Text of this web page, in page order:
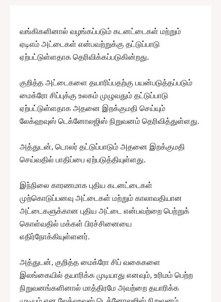
வங்கிகளினால் வழங்கப்படும் கடனட்டைகள் மற்றும்
ஏடிஎம் அட்டைகள் என்பவற்றுக்கு தட்டுப்பாடு
ஏற்பட்டுள்ளதாக தெரிவிக்கப்படுகின்றது.
குறித்த அட்டைகளை தயாரிப்பதற்கு பயன்படுத்தப்படும்
மைக்ரோ சிப்புக்கு உலகம் முழுவதும் தட்டுப்பாடு
ஏற்பட்டுள்ளதாக அதனை இறக்குமதி செய்யும்
லேக்ஹவுஸ் டெக்னோலஜிஸ் நிறுவனம் தெரிவித்துள்ளது.
அத்துடன், டொலர் தட்டுப்பாடும் அதனை இறக்குமதி
செய்வதில் பாதிப்பை ஏற்படுத்தியுள்ளது.
இந்நிலை காரணமாக புதிய கடனட்டைகள்
முற்கொடுப்பனவு அட்டைகள் மற்றும் காலாவதியான
அட்டைகளுக்கான புதிய அட்டை என்பவற்றை பெற்றுக்
கொள்வதில் மக்கள் பிரச்சினையை
எதிர்நோக்கியுள்ளனர்.
அத்துடன், குறித்த மைக்ரோ சிப் வகைகளை
இலங்கையில் தயாரிக்க முடியாது எனவும், உரிமம் பெற்ற
நிறுவனங்களினால் மாத்திரமே அவற்றை தயாரிக்க